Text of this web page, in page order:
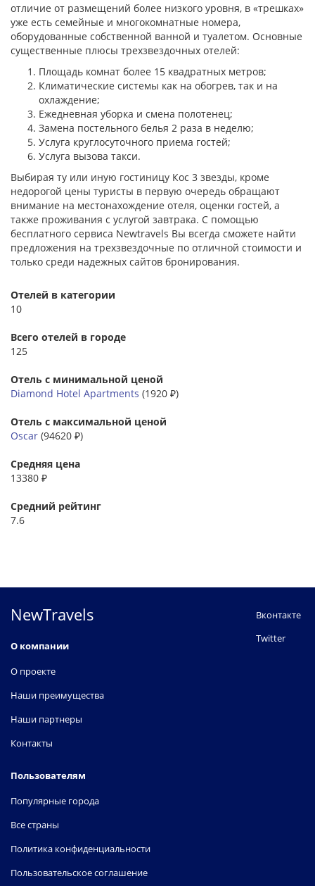
отличие от размещений более низкого уровня, в «трешках»
уже есть семейные и многокомнатные номера,
оборудованные собственной ванной и туалетом. Основные
существенные плюсы трехзвездочных отелей:
Площадь комнат более 15 квадратных метров;
Климатические системы как на обогрев, так и на
охлаждение;
Ежедневная уборка и смена полотенец;
Замена постельного белья 2 раза в неделю;
Услуга круглосуточного приема гостей;
Услуга вызова такси.
Выбирая ту или иную гостиницу Кос 3 звезды, кроме
недорогой цены туристы в первую очередь обращают
внимание на местонахождение отеля, оценки гостей, а
также проживания с услугой завтрака. С помощью
бесплатного сервиса Newtravels Вы всегда сможете найти
предложения на трехзвездочные по отличной стоимости и
только среди надежных сайтов бронирования.
Отелей в категории
10
Всего отелей в городе
125
Отель с минимальной ценой
Diamond Hotel Apartments (1920 ₽)
Отель с максимальной ценой
Oscar (94620 ₽)
Средняя цена
13380 ₽
Средний рейтинг
7.6
NewTravels
О компании
О проекте
Наши преимущества
Наши партнеры
Контакты
Пользователям
Популярные города
Все страны
Политика конфиденциальности
Пользовательское соглашение
Вконтакте
Twitter